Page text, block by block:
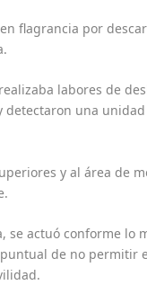
flagrancia por
labores de
detectaron una
y al área de
se actuó conforme lo
de no permitir